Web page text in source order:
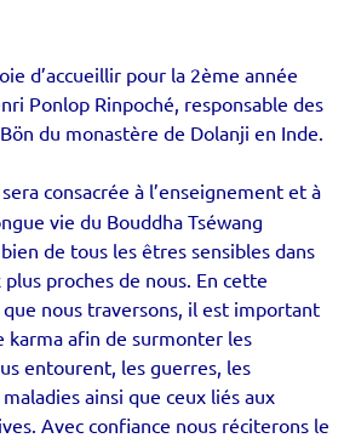
d’accueillir pour la 2ème année
Ponlop Rinpoché, responsable des
du monastère de Dolanji en Inde.
sera consacrée à l’enseignement et à
vie du Bouddha Tséwang
de tous les êtres sensibles dans
proches de nous. En cette
nous traversons, il est important
afin de surmonter les
entourent, les guerres, les
ainsi que ceux liés aux
Avec confiance nous réciterons le